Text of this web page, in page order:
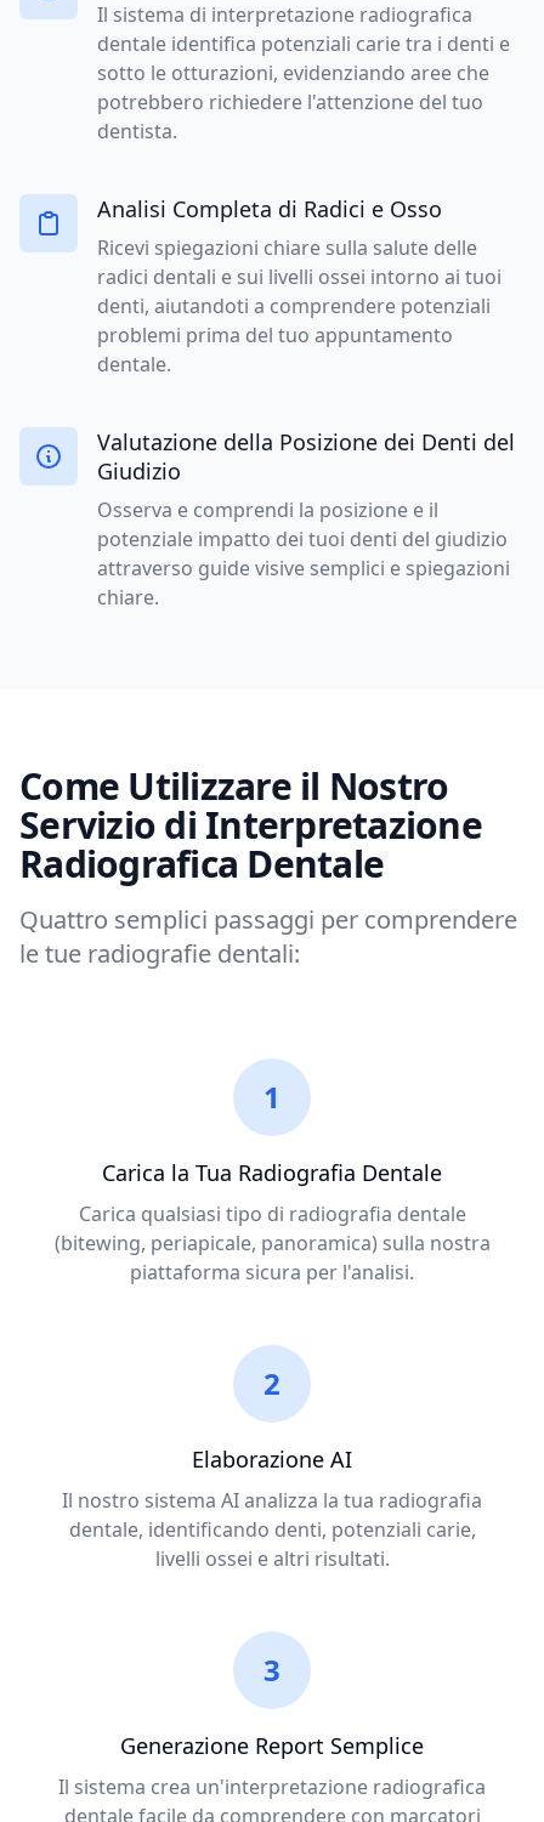
Il sistema di interpretazione radiografica
dentale identifica potenziali carie tra i denti e
sotto le otturazioni, evidenziando aree che
potrebbero richiedere l'attenzione del tuo
dentista.
Analisi Completa di Radici e Osso
Ricevi spiegazioni chiare sulla salute delle
radici dentali e sui livelli ossei intorno ai tuoi
denti, aiutandoti a comprendere potenziali
problemi prima del tuo appuntamento
dentale.
Valutazione della Posizione dei Denti del
Giudizio
Osserva e comprendi la posizione e il
potenziale impatto dei tuoi denti del giudizio
attraverso guide visive semplici e spiegazioni
chiare.
Come Utilizzare il Nostro
Servizio di Interpretazione
Radiografica Dentale
Quattro semplici passaggi per comprendere
le tue radiografie dentali:
1
Carica la Tua Radiografia Dentale
Carica qualsiasi tipo di radiografia dentale
(bitewing, periapicale, panoramica) sulla nostra
piattaforma sicura per l'analisi.
2
Elaborazione AI
Il nostro sistema AI analizza la tua radiografia
dentale, identificando denti, potenziali carie,
livelli ossei e altri risultati.
3
Generazione Report Semplice
Il sistema crea un'interpretazione radiografica
dentale facile da comprendere con marcatori